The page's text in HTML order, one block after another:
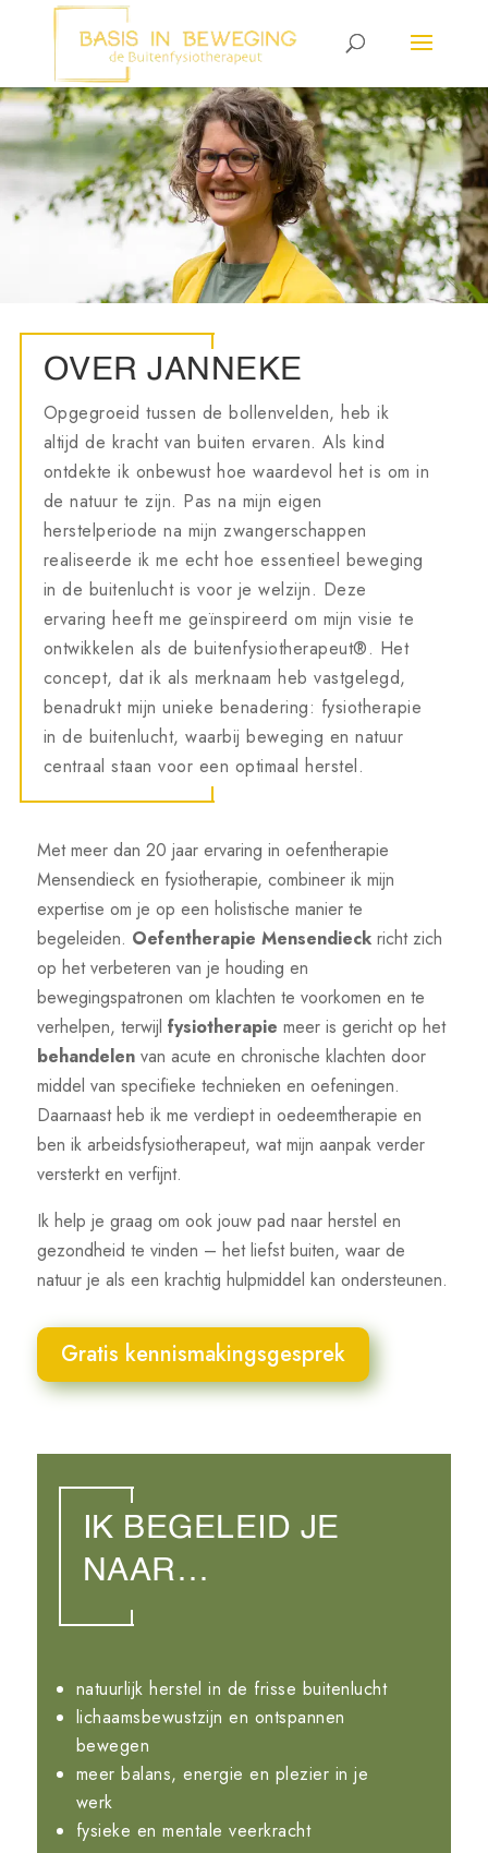
OVER JANNEKE
Opgegroeid tussen de bollenvelden, heb ik
altijd de kracht van buiten ervaren. Als kind
ontdekte ik onbewust hoe waardevol het is om in
de natuur te zijn. Pas na mijn eigen
herstelperiode na mijn zwangerschappen
realiseerde ik me echt hoe essentieel beweging
in de buitenlucht is voor je welzijn. Deze
ervaring heeft me geïnspireerd om mijn visie te
ontwikkelen als de buitenfysiotherapeut®. Het
concept, dat ik als merknaam heb vastgelegd,
benadrukt mijn unieke benadering: fysiotherapie
in de buitenlucht, waarbij beweging en natuur
centraal staan voor een optimaal herstel.
Met meer dan 20 jaar ervaring in oefentherapie
Mensendieck en fysiotherapie, combineer ik mijn
expertise om je op een holistische manier te
begeleiden. Oefentherapie Mensendieckricht zich
op het verbeteren van je houding en
bewegingspatronen om klachten te voorkomen en te
verhelpen, terwijl fysiotherapie meer is gericht op het
behandelenvan acute en chronische klachten door
middel van specifieke technieken en oefeningen.
Daarnaast heb ik me verdiept in oedeemtherapie en
ben ik arbeidsfysiotherapeut, wat mijn aanpak verder
versterkt en verfijnt.
Ik help je graag om ook jouw pad naar herstel en
gezondheid te vinden – het liefst buiten, waar de
natuur je als een krachtig hulpmiddel kan ondersteunen.
Gratis kennismakingsgesprek
IK BEGELEID JE
NAAR…
natuurlijk herstel in de frisse buitenlucht
lichaamsbewustzijn en ontspannen
bewegen
meer balans, energie en plezier in je
werk
fysieke en mentale veerkracht